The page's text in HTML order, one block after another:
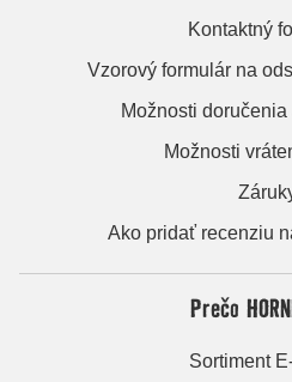
Kontaktný
Vzorový formulár na
Možnosti
Možnosti
Ako pridať recenziu
Prečo
Sortiment